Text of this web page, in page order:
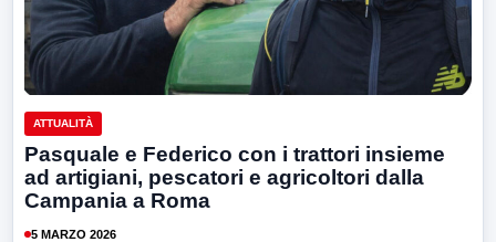
ATTUALITÀ
Pasquale e Federico con i trattori insieme
ad artigiani, pescatori e agricoltori dalla
Campania a Roma
5 MARZO 2026